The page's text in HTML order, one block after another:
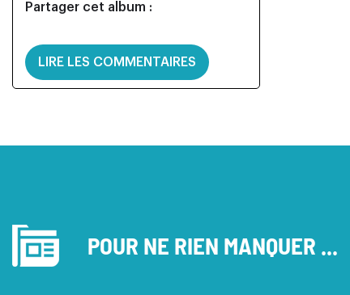
Partager cet album :
LIRE LES COMMENTAIRES
POUR NE RIEN MANQUER ...